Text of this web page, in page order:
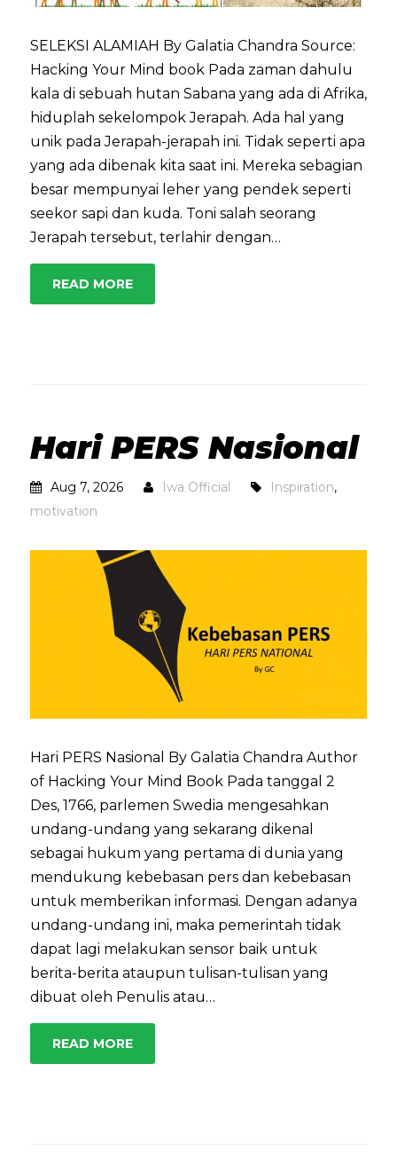
SELEKSI ALAMIAH By Galatia Chandra Source:
Hacking Your Mind book Pada zaman dahulu
kala di sebuah hutan Sabana yang ada di Afrika,
hiduplah sekelompok Jerapah. Ada hal yang
unik pada Jerapah-jerapah ini. Tidak seperti apa
yang ada dibenak kita saat ini. Mereka sebagian
besar mempunyai leher yang pendek seperti
seekor sapi dan kuda. Toni salah seorang
Jerapah tersebut, terlahir dengan…
READ MORE
Hari PERS Nasional
Aug 7, 2026 Iwa Official Inspiration,
motivation
Hari PERS Nasional By Galatia Chandra Author
of Hacking Your Mind Book Pada tanggal 2
Des, 1766, parlemen Swedia mengesahkan
undang-undang yang sekarang dikenal
sebagai hukum yang pertama di dunia yang
mendukung kebebasan pers dan kebebasan
untuk memberikan informasi. Dengan adanya
undang-undang ini, maka pemerintah tidak
dapat lagi melakukan sensor baik untuk
berita-berita ataupun tulisan-tulisan yang
dibuat oleh Penulis atau…
READ MORE